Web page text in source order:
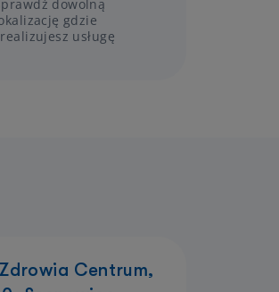
dowolną
gdzie
usługę
Centrum,